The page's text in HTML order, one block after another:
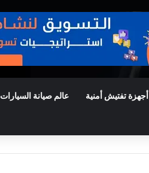
أجهزة تفتيش أمنية عالم صيانة السيارات